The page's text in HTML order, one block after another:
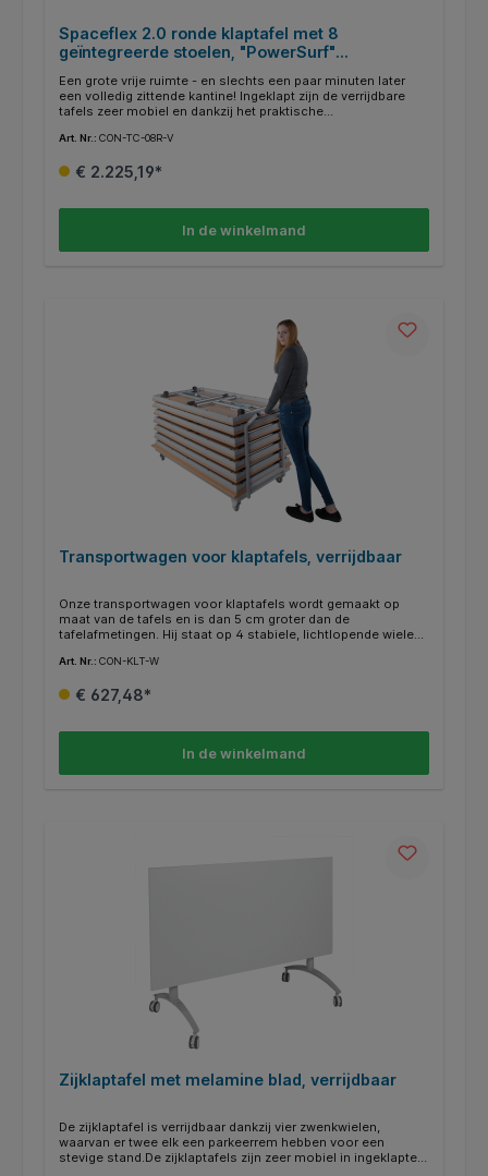
Spaceflex 2.0 ronde klaptafel met 8
geïntegreerde stoelen, "PowerSurf"
Een grote vrije ruimte - en slechts een paar minuten later
een volledig zittende kantine! Ingeklapt zijn de verrijdbare
tafels zeer mobiel en dankzij het praktische
transportvergrendeling maakt een veilige hantering mogelijk.
van de kamer. Als de tafels eenmaal zijn samengevouwen, is
kwaliteit. Het frame is altijd verkrijgbaar in RAL 7035,
lichtgrijs.
Art. Nr.: CON-TC-08R-V
€ 2.225,19*
In de winkelmand
Transportwagen voor klaptafels, verrijdbaar
Onze transportwagen voor klaptafels wordt gemaakt op
maat van de tafels en is dan 5 cm groter dan de
tafelafmetingen. Hij staat op 4 stabiele, lichtlopende wielen,
Art. Nr.: CON-KLT-W
€ 627,48*
In de winkelmand
Zijklaptafel met melamine blad, verrijdbaar
De zijklaptafel is verrijdbaar dankzij vier zwenkwielen,
waarvan er twee elk een parkeerrem hebben voor een
stevige stand.De zijklaptafels zijn zeer mobiel in ingeklapte